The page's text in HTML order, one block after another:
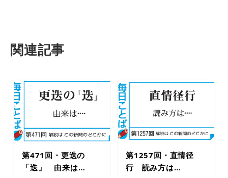
関連記事
第471回・更迭の
「迭」 由来は…
第1257回・直情径
行 読み方は…